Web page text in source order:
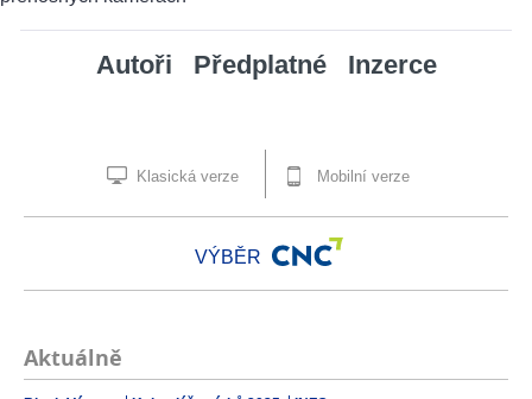
Autoři Předplatné Inzerce
Klasická verze Mobilní verze
VÝBĚR
Aktuálně